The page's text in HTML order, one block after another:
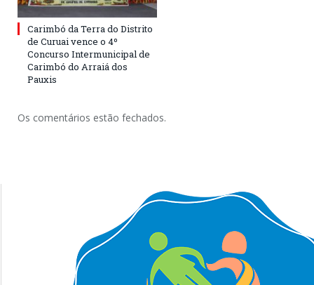
Carimbó da Terra do Distrito
de Curuai vence o 4º
Concurso Intermunicipal de
Carimbó do Arraiá dos
Pauxis
Os comentários estão fechados.